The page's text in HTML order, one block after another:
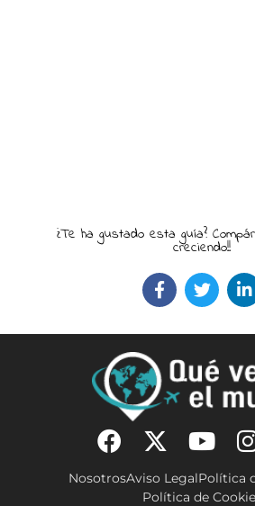
¿Te ha gustado esta guía?
creciendo!!
NosotrosAviso LegalPolítica
Política de